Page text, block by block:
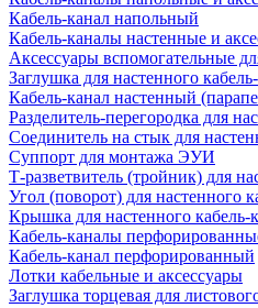
Кабель-канал напольный
Кабель-каналы настенные и
Аксессуары вспомогательные
Заглушка для настенного
Кабель-канал настенный
Разделитель-перегородка для
Соединитель на стык для
Суппорт для монтажа ЭУИ
Т-разветвитель (тройник) для
Угол (поворот) для настенного
Крышка для настенного кабель-
Кабель-каналы
Кабель-канал перфорированный
Лотки кабельные и аксессуары
Заглушка торцевая для